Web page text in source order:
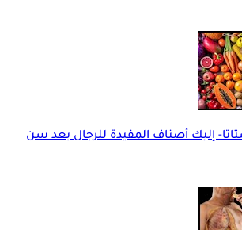
إليك أصناف المفيدة للرجال بعد سن